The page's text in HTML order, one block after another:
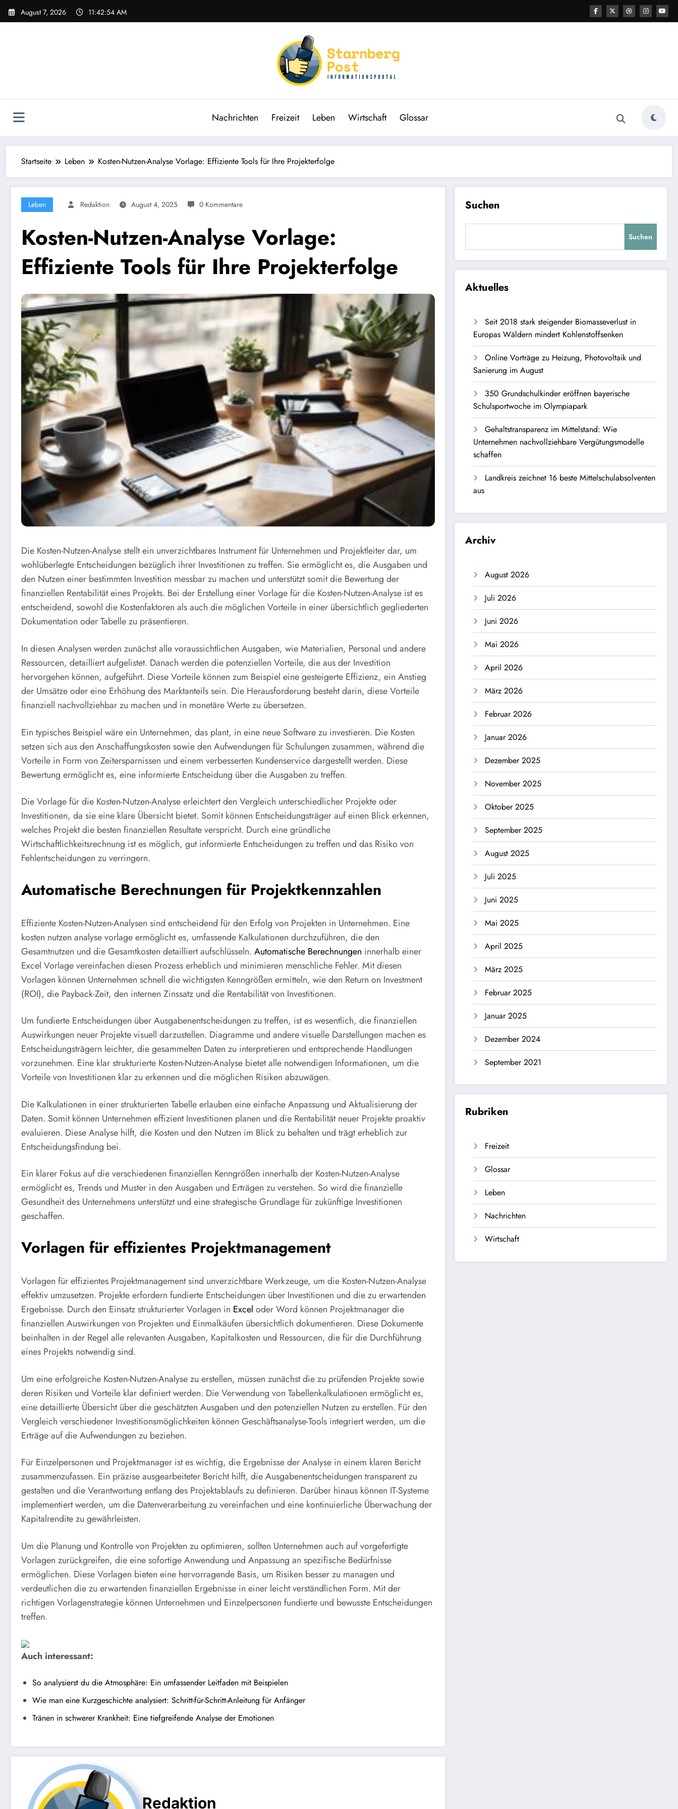
Zum
Inhalt
August 7, 2026 11:42:55 AM
Nachrichten Freizeit Leben Wirtschaft Glossar
Startseite Leben Kosten-Nutzen-Analyse Vorlage: Effiziente Tools für Ihre Projekterfolge
Leben Redaktion August 4, 2025 0 Kommentare
Kosten-Nutzen-Analyse Vorlage:
Effiziente Tools für Ihre Projekterfolge
Die Kosten-Nutzen-Analyse stellt ein unverzichtbares Instrument für Unternehmen und Projektleiter dar, um
wohlüberlegte Entscheidungen bezüglich ihrer Investitionen zu treffen. Sie ermöglicht es, die Ausgaben und
den Nutzen einer bestimmten Investition messbar zu machen und unterstützt somit die Bewertung der
finanziellen Rentabilität eines Projekts. Bei der Erstellung einer Vorlage für die Kosten-Nutzen-Analyse ist es
entscheidend, sowohl die Kostenfaktoren als auch die möglichen Vorteile in einer übersichtlich gegliederten
Dokumentation oder Tabelle zu präsentieren.
In diesen Analysen werden zunächst alle voraussichtlichen Ausgaben, wie Materialien, Personal und andere
Ressourcen, detailliert aufgelistet. Danach werden die potenziellen Vorteile, die aus der Investition
hervorgehen können, aufgeführt. Diese Vorteile können zum Beispiel eine gesteigerte Effizienz, ein Anstieg
der Umsätze oder eine Erhöhung des Marktanteils sein. Die Herausforderung besteht darin, diese Vorteile
finanziell nachvollziehbar zu machen und in monetäre Werte zu übersetzen.
Ein typisches Beispiel wäre ein Unternehmen, das plant, in eine neue Software zu investieren. Die Kosten
setzen sich aus den Anschaffungskosten sowie den Aufwendungen für Schulungen zusammen, während die
Vorteile in Form von Zeitersparnissen und einem verbesserten Kundenservice dargestellt werden. Diese
Bewertung ermöglicht es, eine informierte Entscheidung über die Ausgaben zu treffen.
Die Vorlage für die Kosten-Nutzen-Analyse erleichtert den Vergleich unterschiedlicher Projekte oder
Investitionen, da sie eine klare Übersicht bietet. Somit können Entscheidungsträger auf einen Blick erkennen,
welches Projekt die besten finanziellen Resultate verspricht. Durch eine gründliche
Wirtschaftlichkeitsrechnung ist es möglich, gut informierte Entscheidungen zu treffen und das Risiko von
Fehlentscheidungen zu verringern.
Automatische Berechnungen für Projektkennzahlen
Effiziente Kosten-Nutzen-Analysen sind entscheidend für den Erfolg von Projekten in Unternehmen. Eine
kosten nutzen analyse vorlage ermöglicht es, umfassende Kalkulationen durchzuführen, die den
Gesamtnutzen und die Gesamtkosten detailliert aufschlüsseln. Automatische Berechnungen innerhalb einer
Excel Vorlage vereinfachen diesen Prozess erheblich und minimieren menschliche Fehler. Mit diesen
Vorlagen können Unternehmen schnell die wichtigsten Kenngrößen ermitteln, wie den Return on Investment
(ROI), die Payback-Zeit, den internen Zinssatz und die Rentabilität von Investitionen.
Um fundierte Entscheidungen über Ausgabenentscheidungen zu treffen, ist es wesentlich, die finanziellen
Auswirkungen neuer Projekte visuell darzustellen. Diagramme und andere visuelle Darstellungen machen es
Entscheidungsträgern leichter, die gesammelten Daten zu interpretieren und entsprechende Handlungen
vorzunehmen. Eine klar strukturierte Kosten-Nutzen-Analyse bietet alle notwendigen Informationen, um die
Vorteile von Investitionen klar zu erkennen und die möglichen Risiken abzuwägen.
Die Kalkulationen in einer strukturierten Tabelle erlauben eine einfache Anpassung und Aktualisierung der
Daten. Somit können Unternehmen effizient Investitionen planen und die Rentabilität neuer Projekte proaktiv
evaluieren. Diese Analyse hilft, die Kosten und den Nutzen im Blick zu behalten und trägt erheblich zur
Entscheidungsfindung bei.
Ein klarer Fokus auf die verschiedenen finanziellen Kenngrößen innerhalb der Kosten-Nutzen-Analyse
ermöglicht es, Trends und Muster in den Ausgaben und Erträgen zu verstehen. So wird die finanzielle
Gesundheit des Unternehmens unterstützt und eine strategische Grundlage für zukünftige Investitionen
geschaffen.
Vorlagen für effizientes Projektmanagement
Vorlagen für effizientes Projektmanagement sind unverzichtbare Werkzeuge, um die Kosten-Nutzen-Analyse
effektiv umzusetzen. Projekte erfordern fundierte Entscheidungen über Investitionen und die zu erwartenden
Ergebnisse. Durch den Einsatz strukturierter Vorlagen in Excel oder Word können Projektmanager die
finanziellen Auswirkungen von Projekten und Einmalkäufen übersichtlich dokumentieren. Diese Dokumente
beinhalten in der Regel alle relevanten Ausgaben, Kapitalkosten und Ressourcen, die für die Durchführung
eines Projekts notwendig sind.
Um eine erfolgreiche Kosten-Nutzen-Analyse zu erstellen, müssen zunächst die zu prüfenden Projekte sowie
deren Risiken und Vorteile klar definiert werden. Die Verwendung von Tabellenkalkulationen ermöglicht es,
eine detaillierte Übersicht über die geschätzten Ausgaben und den potenziellen Nutzen zu erstellen. Für den
Vergleich verschiedener Investitionsmöglichkeiten können Geschäftsanalyse-Tools integriert werden, um die
Erträge auf die Aufwendungen zu beziehen.
Für Einzelpersonen und Projektmanager ist es wichtig, die Ergebnisse der Analyse in einem klaren Bericht
zusammenzufassen. Ein präzise ausgearbeiteter Bericht hilft, die Ausgabenentscheidungen transparent zu
gestalten und die Verantwortung entlang des Projektablaufs zu definieren. Darüber hinaus können IT-Systeme
implementiert werden, um die Datenverarbeitung zu vereinfachen und eine kontinuierliche Überwachung der
Kapitalrendite zu gewährleisten.
Um die Planung und Kontrolle von Projekten zu optimieren, sollten Unternehmen auch auf vorgefertigte
Vorlagen zurückgreifen, die eine sofortige Anwendung und Anpassung an spezifische Bedürfnisse
ermöglichen. Diese Vorlagen bieten eine hervorragende Basis, um Risiken besser zu managen und
verdeutlichen die zu erwartenden finanziellen Ergebnisse in einer leicht verständlichen Form. Mit der
richtigen Vorlagenstrategie können Unternehmen und Einzelpersonen fundierte und bewusste Entscheidungen
treffen.
Auch interessant:
So analysierst du die Atmosphäre: Ein umfassender Leitfaden mit Beispielen
Wie man eine Kurzgeschichte analysiert: Schritt-für-Schritt-Anleitung für Anfänger
Tränen in schwerer Krankheit: Eine tiefgreifende Analyse der Emotionen
Redaktion
Suchen
Suchen
Aktuelles
Seit 2018 stark steigender Biomasseverlust in
Europas Wäldern mindert Kohlenstoffsenken
Online Vorträge zu Heizung, Photovoltaik und
Sanierung im August
350 Grundschulkinder eröffnen bayerische
Schulsportwoche im Olympiapark
Gehaltstransparenz im Mittelstand: Wie
Unternehmen nachvollziehbare Vergütungsmodelle
schaffen
Landkreis zeichnet 16 beste Mittelschulabsolventen
aus
Archiv
August 2026
Juli 2026
Juni 2026
Mai 2026
April 2026
März 2026
Februar 2026
Januar 2026
Dezember 2025
November 2025
Oktober 2025
September 2025
August 2025
Juli 2025
Juni 2025
Mai 2025
April 2025
März 2025
Februar 2025
Januar 2025
Dezember 2024
September 2021
Rubriken
Freizeit
Glossar
Leben
Nachrichten
Wirtschaft